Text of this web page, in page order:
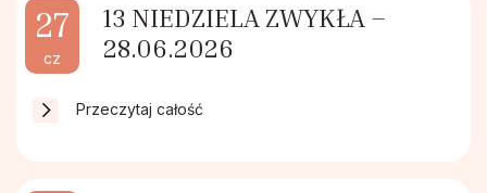
Towarzystwo Przyjaciół WSD w Tarnowie
Wspólnota Krwi Chrystusa
27
cz
13 NIEDZIELA ZWYKŁA –
28.06.2026
Przeczytaj całość